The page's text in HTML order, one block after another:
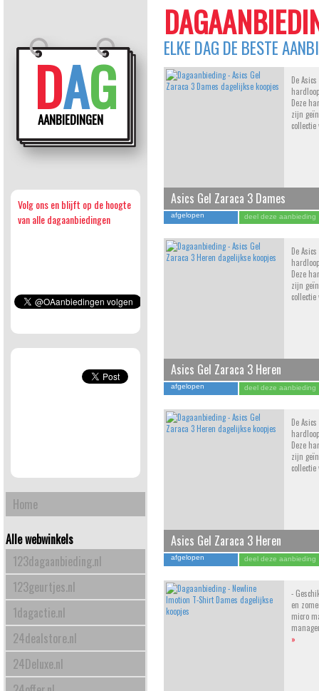
DAG
AANBIEDINGEN
Volg ons en blijft op de hoogte
van alle dagaanbiedingen
Home
Alle webwinkels
123dagaanbieding.nl
123geurtjes.nl
1dagactie.nl
24dealstore.nl
24Deluxe.nl
ELKE DAG DE BESTE
De
Deze
zijn
Asics Gel Zaraca 3 Dames
afgelopen deel deze aanbieding
De
Deze
zijn
Asics Gel Zaraca 3 Heren
afgelopen deel deze aanbieding
De
Deze
zijn
Asics Gel Zaraca 3 Heren
afgelopen deel deze aanbieding
-
en
micro
»